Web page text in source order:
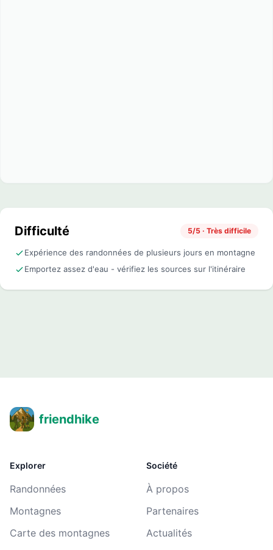
Difficulté 5/5 · Très difficile
Expérience des randonnées de plusieurs jours en montagne
Emportez assez d'eau - vérifiez les sources sur l'itinéraire
friendhike
Explorer
Randonnées
Montagnes
Carte des montagnes
Société
À propos
Partenaires
Actualités